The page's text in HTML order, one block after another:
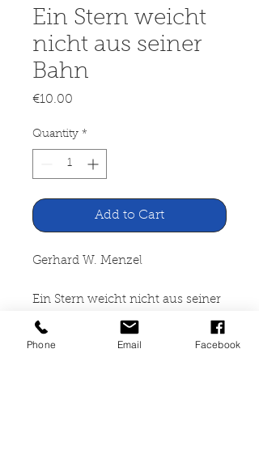
Ein Stern weicht
nicht aus seiner
Bahn
€10.00
Quantity *
Add to Cart
Gerhard W. Menzel
Ein Stern weicht nicht aus seiner
Bahn. Roman um den jun
Phone Email Facebook